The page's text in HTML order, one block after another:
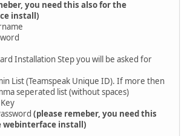
you need this also for the
install)
Installation Step you will be asked for
List (Teamspeak Unique ID). If more then
seperated list (without spaces)
(please remeber, you need this
webinterface install)